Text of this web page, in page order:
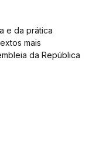
e da prática
mais
da República